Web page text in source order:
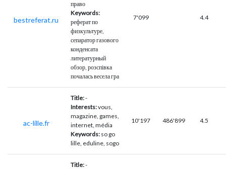
bestreferat.ru
право
Keywords:
реферат по
физкультуре,
сепаратор газового
конденсата
литературный
обзор, розспівка
почалась весела гра
7'099 4.4
ac-lille.fr
Title:-
Interests:vous,
magazine, games,
internet, média
Keywords: so go
lille, eduline, sogo
10'197 486'899 4.5
Title:-